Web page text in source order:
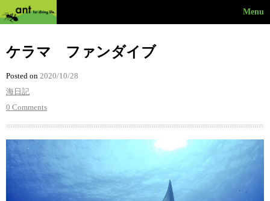
Menu
ケラマ ファンダイブ
Posted on 2020/10/28
海日記
0 Comments